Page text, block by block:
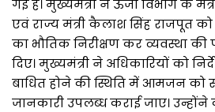
गई है। मुख्यमंत्री ने ऊर्जा विभाग के
एवं राज्य मंत्री कैलाश सिंह राजपूत
का भौतिक निरीक्षण कर व्यवस्था
दिए। मुख्यमंत्री ने अधिकारियों को
बाधित होने की स्थिति में आमजन को
जानकारी उपलब्ध कराई जाए।